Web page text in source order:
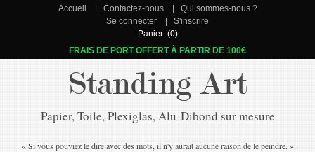
Accueil Contactez-nous
Qui sommes-nous ?
Se connecter
S'inscrire
Panier: (0)
FRAIS DE PORT OFFERT À PARTIR DE 100€
Standing Art
Papier, Toile, Plexiglas, Alu-Dibond sur mesure
« Si vous pouviez le dire avec des mots, il n'y aurait aucune raison de le peindre. »